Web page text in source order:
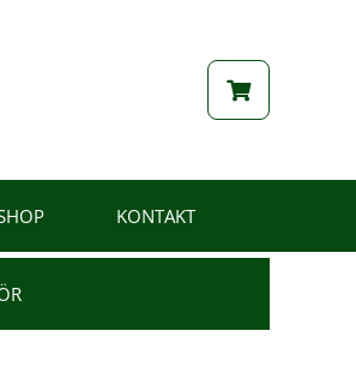
KONTAKT